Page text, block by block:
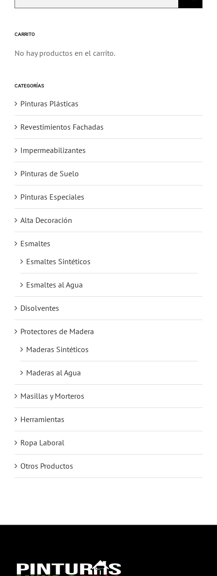
elegir
CARRITO
No hay productos en el carrito.
CATEGORÍAS
Pinturas Plásticas
Revestimientos Fachadas
Impermeabilizantes
Pinturas de Suelo
Pinturas Especiales
Alta Decoración
Esmaltes
Esmaltes Sintéticos
Esmaltes al Agua
Disolventes
Protectores de Madera
Maderas Sintéticos
Maderas al Agua
Masillas y Morteros
Herramientas
Ropa Laboral
Otros Productos